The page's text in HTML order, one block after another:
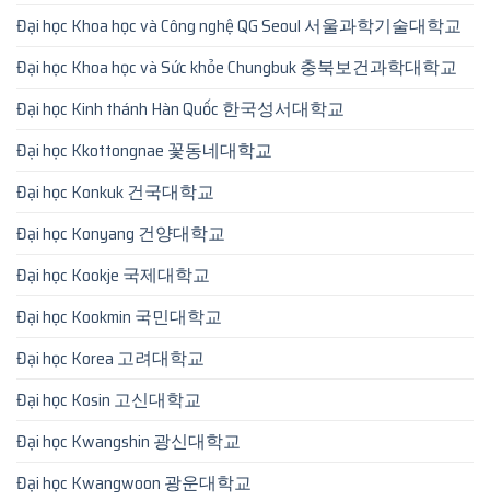
Đại học Khoa học và Công nghệ QG Seoul 서울과학기술대학교
Đại học Khoa học và Sức khỏe Chungbuk 충북보건과학대학교
Đại học Kinh thánh Hàn Quốc 한국성서대학교
Đại học Kkottongnae 꽃동네대학교
Đại học Konkuk 건국대학교
Đại học Konyang 건양대학교
Đại học Kookje 국제대학교
Đại học Kookmin 국민대학교
Đại học Korea 고려대학교
Đại học Kosin 고신대학교
Đại học Kwangshin 광신대학교
Đại học Kwangwoon 광운대학교